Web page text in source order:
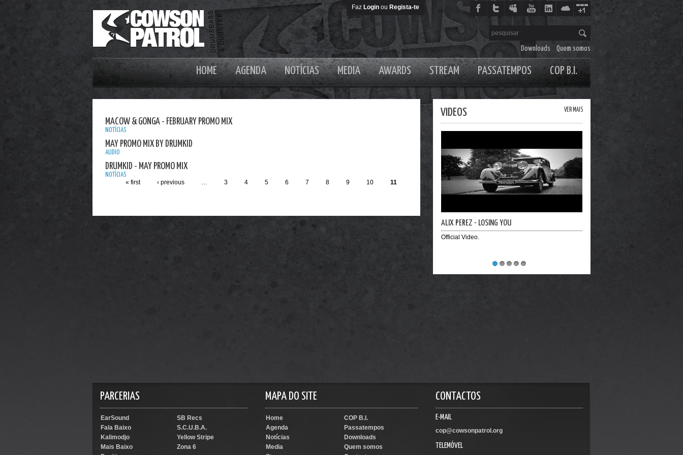
Faz Login ou Regista-te
Downloads Quem somos
HOME AGENDA NOTÍCIAS MEDIA AWARDS STREAM PASSATEMPOS COP B.I.
MACOW & GONGA - FEBRUARY PROMO MIX
NOTÍCIAS
MAY PROMO MIX BY DRUMKID
AUDIO
DRUMKID - MAY PROMO MIX
NOTÍCIAS
« first ‹ previous … 3 4 5 6 7 8 9 10 11
VIDEOS VER MAIS
ALIX PEREZ - LOSING YOU
Official Video.
PARCERIAS
EarSound
SB Recs
Fala Baixo
S.C.U.B.A.
Kalimodjo
Yellow Stripe
Mais Baixo
Zona 6
MAPA DO SITE
Home
COP B.I.
Agenda
Passatempos
Notícias
Downloads
Media
Quem somos
CONTACTOS
E-MAIL
cop@cowsonpatrol.org
TELEMÓVEL